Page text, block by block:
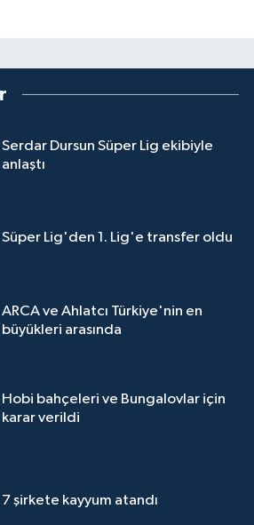
Serdar Dursun Süper Lig ekibiyle
anlaştı
Süper Lig'den 1. Lig'e transfer oldu
ARCA ve Ahlatcı Türkiye'nin en
büyükleri arasında
Hobi bahçeleri ve Bungalovlar için
karar verildi
7 şirkete kayyum atandı